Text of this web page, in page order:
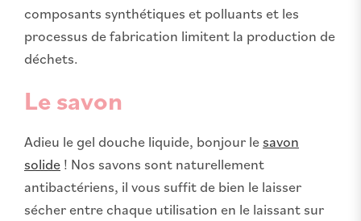
composants synthétiques et polluants et les
processus de fabrication limitent la production de
déchets.
Le savon
Adieu le gel douche liquide, bonjour lesavon
solide ! Nos savons sont naturellement
antibactériens, il vous suffit de bien le laisser
sécher entre chaque utilisation en le laissant sur